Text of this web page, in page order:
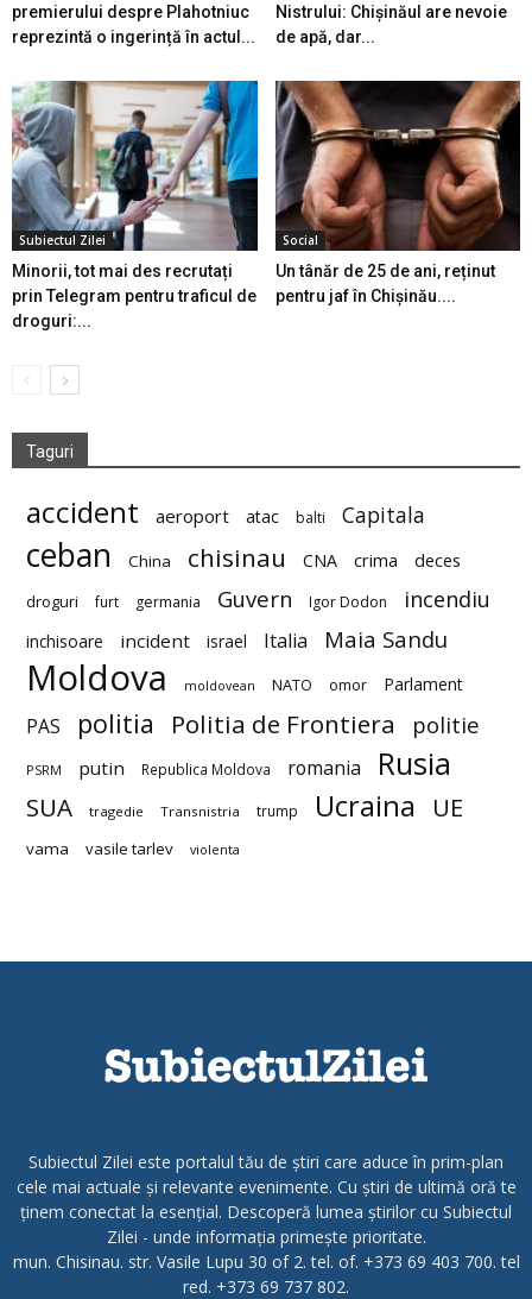
premierului despre Plahotniuc
reprezintă o ingerință în actul...
Nistrului: Chișinăul are nevoie
de apă, dar...
Subiectul Zilei
Minorii, tot mai des recrutați
prin Telegram pentru traficul de
droguri:...
Social
Un tânăr de 25 de ani, reținut
pentru jaf în Chișinău....
Taguri
accident aeroport atac balti Capitala
ceban China chisinau CNA crima deces
droguri furt germania Guvern Igor Dodon incendiu
inchisoare incident israel Italia Maia Sandu
Moldova moldovean NATO omor Parlament
PAS politia Politia de Frontiera politie
PSRM putin Republica Moldova romania Rusia
SUA tragedie Transnistria trump Ucraina UE
vama vasile tarlev violenta
Subiectul Zilei este portalul tău de știri care aduce în prim-plan
cele mai actuale și relevante evenimente. Cu știri de ultimă oră te
ținem conectat la esențial. Descoperă lumea știrilor cu Subiectul
Zilei - unde informația primește prioritate.
mun. Chisinau. str. Vasile Lupu 30 of 2. tel. of. +373 69 403 700. tel
red. +373 69 737 802.